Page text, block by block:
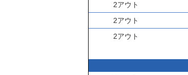
2アウト
2アウト
2アウト